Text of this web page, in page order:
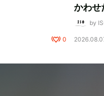
0
かわせ
by